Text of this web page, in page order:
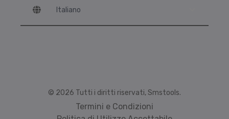
© 2026 Tutti i diritti riservati, Smstools.
Termini e Condizioni